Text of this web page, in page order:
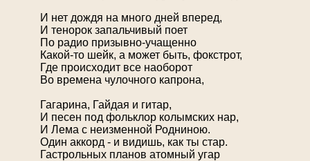
И нет дождя на много дней вперед,
И тенорок запальчивый поет
По радио призывно-учащенно
Какой-то шейк, а может быть, фокстрот,
Где происходит все наоборот
Во времена чулочного капрона,
Гагарина, Гайдая и гитар,
И песен под фольклор колымских нар,
И Лема с неизменной Родниною.
Один аккорд - и видишь, как ты стар.
Гастрольных планов атомный угар